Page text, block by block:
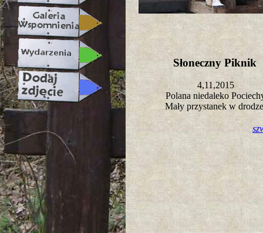
Słoneczny Piknik
4,11,2015
Polana niedaleko
Mały przystanek w